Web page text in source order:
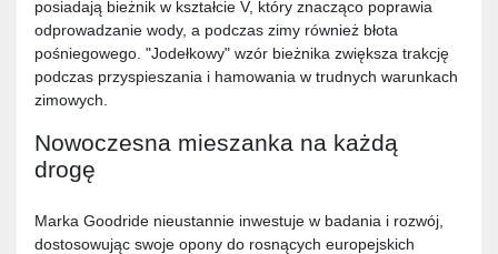
posiadają bieżnik w kształcie V, który znacząco poprawia
odprowadzanie wody, a podczas zimy również błota
pośniegowego. "Jodełkowy" wzór bieżnika zwiększa trakcję
podczas przyspieszania i hamowania w trudnych warunkach
zimowych.
Nowoczesna mieszanka na każdą
drogę
Marka Goodride nieustannie inwestuje w badania i rozwój,
dostosowując swoje opony do rosnących europejskich